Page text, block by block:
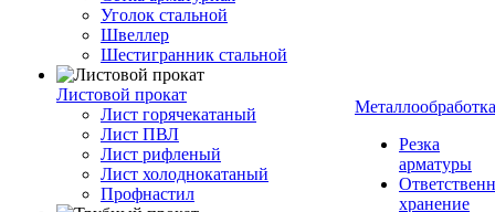
Уголок стальной
Швеллер
Шестигранник стальной
Листовой прокат
Лист горячекатаный
Лист ПВЛ
Лист рифленый
Лист холоднокатаный
Профнастил
Металлообработка
Резка
арматуры
хранение